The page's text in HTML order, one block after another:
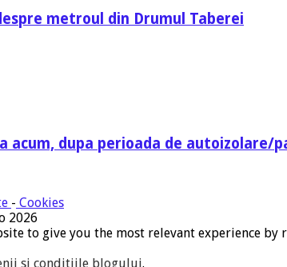
metroul din Drumul Taberei
acum, dupa perioada de autoizolare/
- Cookies
2026
to give you the most relevant experience
si conditiile blogului.